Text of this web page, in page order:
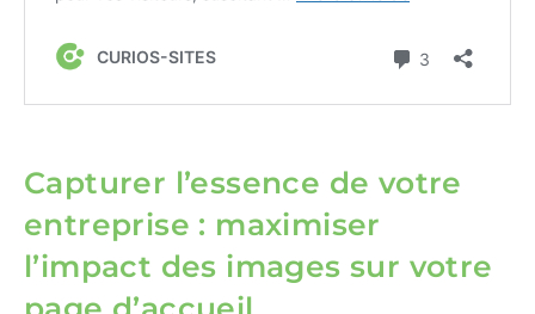
Capturer l’essence de votre
entreprise : maximiser
l’impact des images sur votre